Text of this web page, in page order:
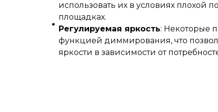
использовать их в условиях плохой
площадках.
Регулируемая яркость: Некоторые
функцией диммирования, что
яркости в зависимости от